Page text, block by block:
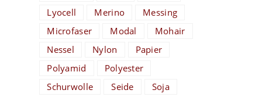
Lyocell
Merino
Messing
Microfaser
Modal
Mohair
Nessel
Nylon
Papier
Polyamid
Polyester
Schurwolle
Seide
Soja